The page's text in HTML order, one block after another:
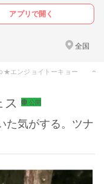
アプリで開く
全国
エンジョイトーキョー 〜気
ス 公開
た気がする。ツナ